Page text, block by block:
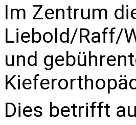
Im Zentrum
Liebold/Raff/
und
Dies betrifft